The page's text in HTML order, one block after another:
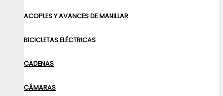
ACOPLES Y AVANCES DE MANILLAR
BICICLETAS ELÉCTRICAS
CADENAS
CÁMARAS